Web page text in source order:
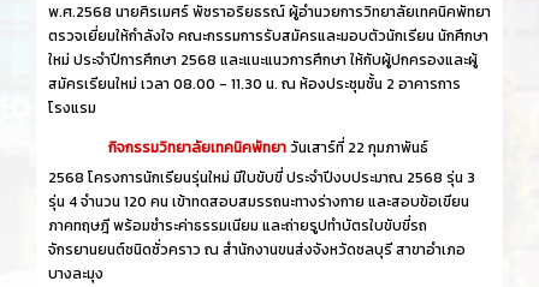
พ.ศ.2568 นายศิรเมศร์ พัชราอริยธรณ์ ผู้อำนวยการวิทยาลัยเทคนิคพัทยา
ตรวจเยี่ยมให้กำลังใจ คณะกรรมการรับสมัครและมอบตัวนักเรียน นักศึกษา
ใหม่ ประจำปีการศึกษา 2568 และแนะแนวการศึกษา ให้กับผู้ปกครองและผู้
สมัครเรียนใหม่ เวลา 08.00 - 11.30 น. ณ ห้องประชุมชั้น 2 อาคารการ
โรงแรม
กิจกรรมวิทยาลัยเทคนิคพัทยาวันเสาร์ที่ 22 กุมภาพันธ์
2568 โครงการนักเรียนรุ่นใหม่ มีใบขับขี่ ประจำปีงบประมาณ 2568 รุ่น 3
รุ่น 4 จำนวน 120 คน เข้าทดสอบสมรรถนะทางร่างกาย และสอบข้อเขียน
ภาคทฤษฎี พร้อมชำระค่าธรรมเนียม และถ่ายรูปทำบัตรใบขับขี่รถ
จักรยานยนต์ชนิดชั่วคราว ณ สำนักงานขนส่งจังหวัดชลบุรี สาขาอำเภอ
บางละมุง